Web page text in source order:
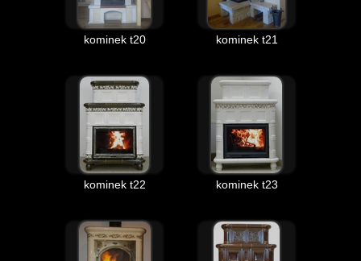
kominek t20 kominek t21
kominek t22 kominek t23